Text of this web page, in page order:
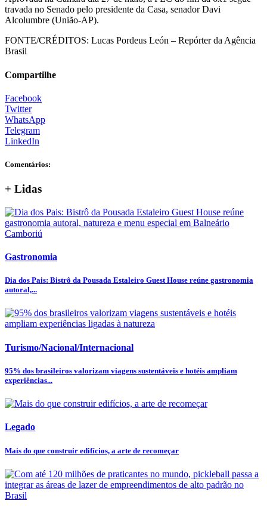
travada no Senado pelo presidente da Casa, senador Davi
Alcolumbre (União-AP).
FONTE/CRÉDITOS: Lucas Pordeus León – Repórter da Agência
Brasil
Compartilhe
Facebook
Twitter
WhatsApp
Telegram
LinkedIn
Comentários:
+ Lidas
Gastronomia
Dia dos Pais: Bistrô da Pousada Estaleiro Guest House reúne gastronomia
autoral,...
Turismo/Nacional/Internacional
95% dos brasileiros valorizam viagens sustentáveis e hotéis ampliam
experiências...
Legado
Mais do que construir edifícios, a arte de recomeçar